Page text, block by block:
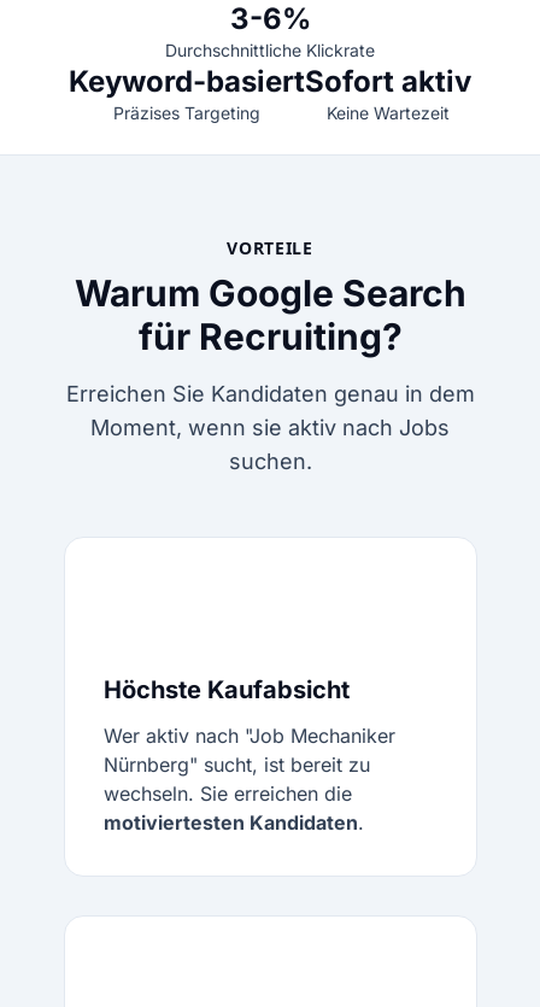
3-6%
Durchschnittliche Klickrate
Keyword-basiert
Präzises Targeting
Sofort aktiv
Keine Wartezeit
VORTEILE
Warum Google Search
für Recruiting?
Erreichen Sie Kandidaten genau in dem
Moment, wenn sie aktiv nach Jobs
suchen.
Höchste Kaufabsicht
Wer aktiv nach "Job Mechaniker
Nürnberg" sucht, ist bereit zu
wechseln. Sie erreichen die
motiviertesten Kandidaten.